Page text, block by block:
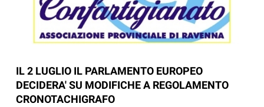
IL 2 LUGLIO IL PARLAMENTO EUROPEO
DECIDERA' SU MODIFICHE A REGOLAMENTO
CRONOTACHIGRAFO